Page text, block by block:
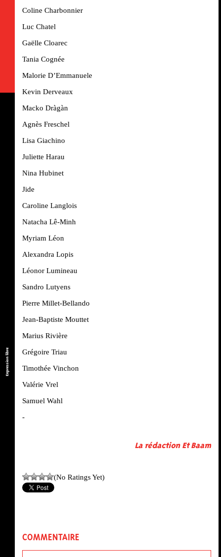
Expression libre
Coline Charbonnier
Luc Chatel
Gaëlle Cloarec
Tania Cognée
Malorie D’Emmanuele
Kevin Derveaux
Macko Dràgàn
Agnès Freschel
Lisa Giachino
Juliette Harau
Nina Hubinet
Jide
Caroline Langlois
Natacha Lê-Minh
Myriam Léon
Alexandra Lopis
Léonor Lumineau
Sandro Lutyens
Pierre Millet-Bellando
Jean-Baptiste Mouttet
Marius Rivière
Grégoire Triau
Timothée Vinchon
Valérie Vrel
Samuel Wahl
-
La rédaction Et Baam
(No Ratings Yet)
COMMENTAIRE